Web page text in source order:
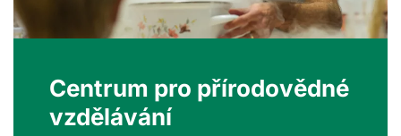
Centrum pro přírodovědné
vzdělávání